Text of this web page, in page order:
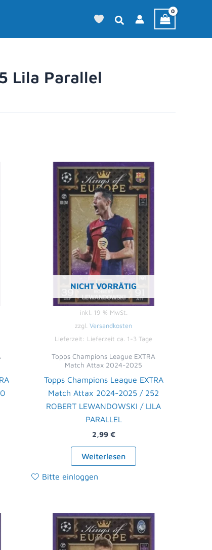
Lila Parallel
NICHT VORRÄTIG
inkl. 19 % MwSt.
zzgl. Versandkosten
Lieferzeit: Lieferzeit ca. 1-3 Tage
Topps Champions League EXTRA
Match Attax 2024-2025
Topps Champions League EXTRA
Match Attax 2024-2025 / 252
ROBERT LEWANDOWSKI / LILA
PARALLEL
2,99 €
Weiterlesen
Bitte einloggen